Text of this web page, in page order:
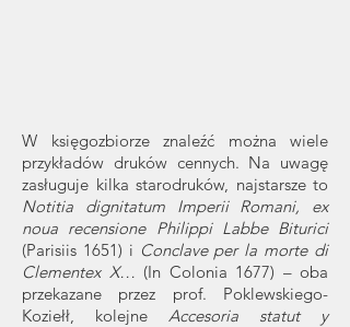
W księgozbiorze znaleźć można wiele
przykładów druków cennych. Na uwagę
zasługuje kilka starodruków, najstarsze to
Notitia dignitatum Imperii Romani, ex
noua recensione Philippi Labbe Biturici
(Parisiis 1651) i Conclave per la morte di
Clementex X… (In Colonia 1677) – oba
przekazane przez prof. Poklewskiego-
Koziełł, kolejne Accesoria statut y